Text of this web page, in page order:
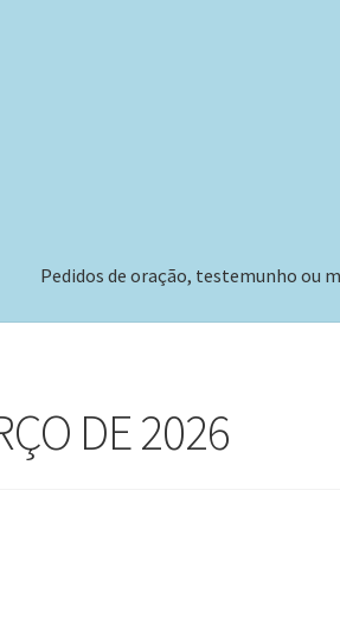
Pedidos de oração, testemunho ou
DE 2026